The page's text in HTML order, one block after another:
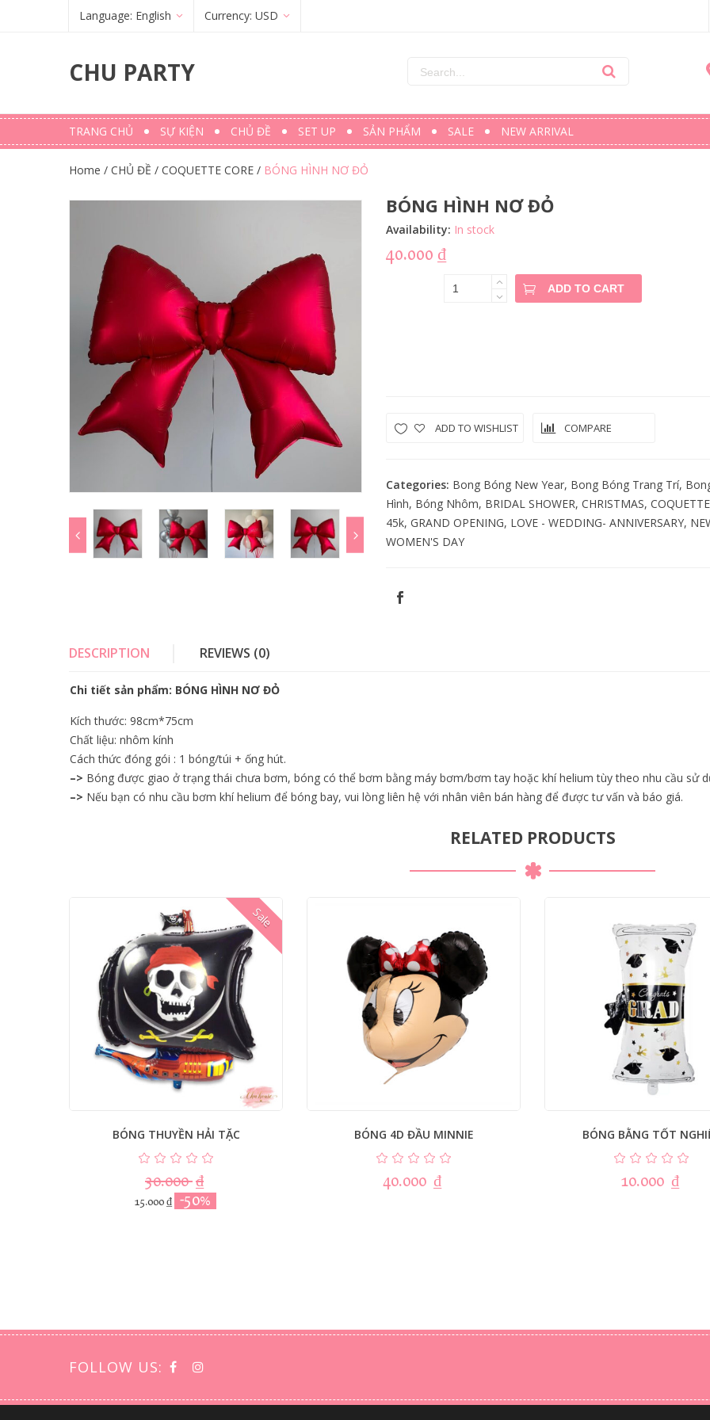
Language: English
English
Currency: USD
CHU PARTY
TRANG CHỦ SỰ KIỆN CHỦ ĐỀ SET UP SẢN PHẨM SALE NEW ARRIVAL
Home / CHỦ ĐỀ / COQUETTE CORE / BÓNG HÌNH NƠ ĐỎ
BÓNG HÌNH NƠ ĐỎ
Availability: In stock
40.000 ₫
ADD TO CART
ADD TO WISHLIST COMPARE
Categories: Bong Bóng New Year, Bong Bóng Trang Trí,
Hình, Bóng Nhôm, BRIDAL SHOWER, CHRISTMAS,
45k, GRAND OPENING, LOVE - WEDDING- ANNIVERSARY,
WOMEN'S DAY
DESCRIPTION REVIEWS (0)
Chi tiết sản phẩm: BÓNG HÌNH NƠ ĐỎ
Kích thước: 98cm*75cm
Chất liệu: nhôm kính
Cách thức đóng gói : 1 bóng/túi + ống hút.
–> Bóng được giao ở trạng thái chưa bơm, bóng có thể bơm bằng máy bơm/bơm tay hoặc khí helium tùy theo nhu cầu sử
–> Nếu bạn có nhu cầu bơm khí helium để bóng bay, vui lòng liên hệ với nhân viên bán hàng để được tư vấn và báo giá.
RELATED PRODUCTS
Sale
BÓNG THUYỀN HẢI TẶC
30.000₫
15.000₫ -50%
BÓNG 4D ĐẦU MINNIE
40.000 ₫
BÓNG BẰNG TỐT
10.000 ₫
FOLLOW US: